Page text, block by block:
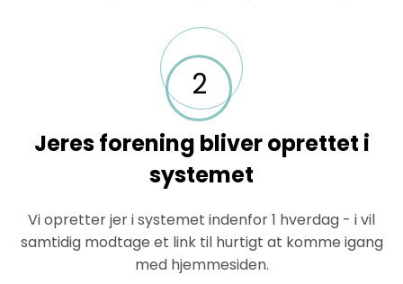
2
Jeres forening bliver oprettet i
systemet
Vi opretter jer i systemet indenfor 1 hverdag - i vil
samtidig modtage et link til hurtigt at komme igang
med hjemmesiden.